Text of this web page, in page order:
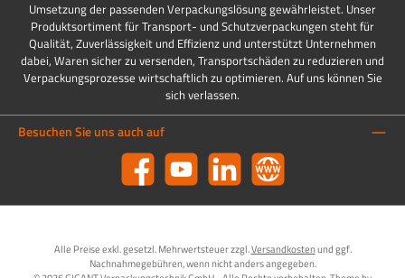
Umsetzung der passenden Verpackungslösung gewährleistet. Unser
Produktsortiment für Transport- und Schutzverpackungen steht für
Qualität, Zuverlässigkeit und Effizienz und unterstützt Unternehmen
dabei, Waren sicher zu versenden, Transportschäden zu reduzieren und
Verpackungsprozesse wirtschaftlich zu optimieren. Auf uns können Sie
sich verlassen.
Besuchen Sie uns auch auf
Facebook YouTube LinkedIn Website
Alle Preise exkl. gesetzl. Mehrwertsteuer zzgl.Versandkostenund ggf.
Nachnahmegebühren, wenn nicht anders angegeben.